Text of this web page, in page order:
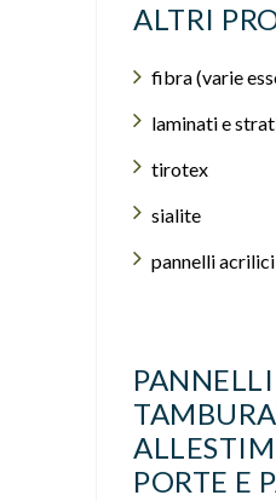
ALTRI
fibra (varie
laminati e
tirotex
sialite
pannelli
PANNELLI
PORTE E